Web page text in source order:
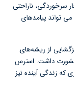
سرخوردگی، ناراحتی
تواند پیامدهای
از ریشه‌های
داشت. استرس
زندگی آینده نیز